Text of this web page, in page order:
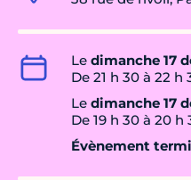
Le dimanche 17
De 21 h 30 à 22 h
Le dimanche 17
De 19 h 30 à 20 h
Évènement